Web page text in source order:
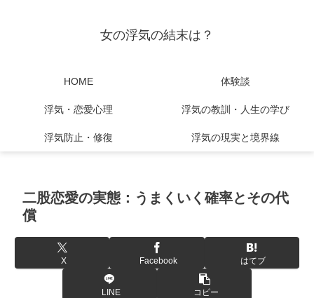
女の浮気の結末は？
HOME 体験談
浮気・恋愛心理 浮気の教訓・人生の学び
浮気防止・修復 浮気の現実と境界線
二股恋愛の実態：うまくいく確率とその代
償
X Facebook はてブ
LINE コピー